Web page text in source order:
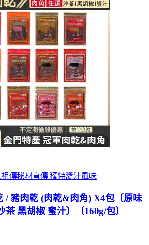
傳秘材直傳 獨特醬汁風味
/ 豬肉乾 (肉乾&肉角) X4包〔原味
茶 黑胡椒 蜜汁〕〔160g/包〕